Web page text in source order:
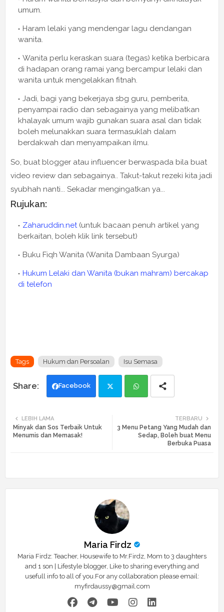
umum.
Haram lelaki yang mendengar lagu dendangan
wanita.
Wanita perlu keraskan suara (tegas) ketika berbicara
di hadapan orang ramai yang bercampur lelaki dan
wanita untuk mengelakkan fitnah.
Jadi, bagi yang bekerjaya sbg guru, pemberita,
penyampai radio dan sebagainya yang melibatkan
khalayak umum wajib gunakan suara asal dan tidak
boleh melunakkan suara termasuklah dalam
berdakwah dan menyampaikan ilmu.
So, buat blogger atau influencer berwaspada bila buat
video review dan sebagainya.. Takut-takut rezeki kita jadi
syubhah nanti... Sekadar mengingatkan ya...
Rujukan:
Zaharuddin.net(untuk bacaan penuh artikel yang
berkaitan, boleh klik link tersebut)
Buku Fiqh Wanita (Wanita Dambaan Syurga)
Hukum Lelaki dan Wanita (bukan mahram) bercakap
di telefon
Tags Hukum dan Persoalan Isu Semasa
Facebook
ats
TERBARU
3 Menu Petang Yang Mudah dan
Sedap, Boleh buat Menu
Berbuka Puasa
LEBIH LAMA
Minyak dan Sos Terbaik Untuk
Menumis dan Memasak!
Maria Firdz
Maria Firdz: Teacher, Housewife to Mr.Firdz, Mom to 3 daughters
and 1 son | Lifestyle blogger, Like to sharing everything and
usefull info to all of you.For any collaboration please email:
myfirdaussy@gmail.com